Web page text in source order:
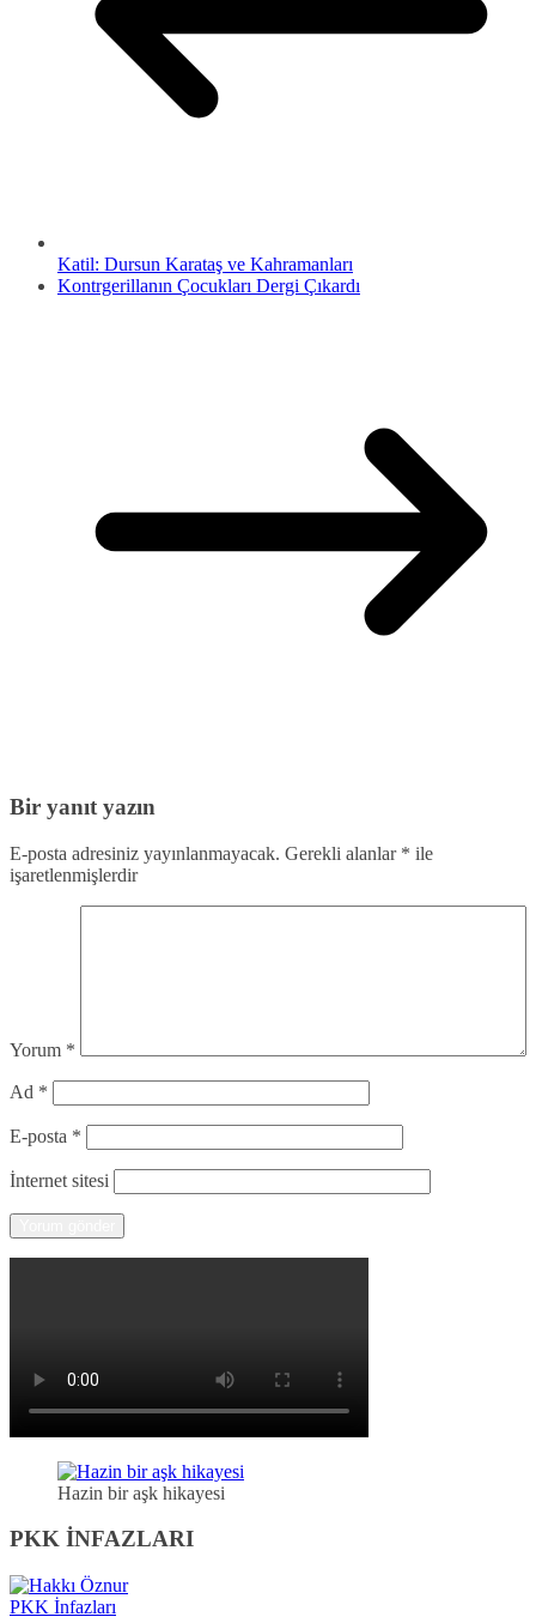
Katil: Dursun Karataş ve Kahramanları
Kontrgerillanın Çocukları Dergi Çıkardı
Bir yanıt yazın
E-posta adresiniz yayınlanmayacak. Gerekli alanlar * ile
işaretlenmişlerdir
Yorum *
Ad *
E-posta *
İnternet sitesi
Hazin bir aşk hikayesi
PKK İNFAZLARI
PKK İnfazları